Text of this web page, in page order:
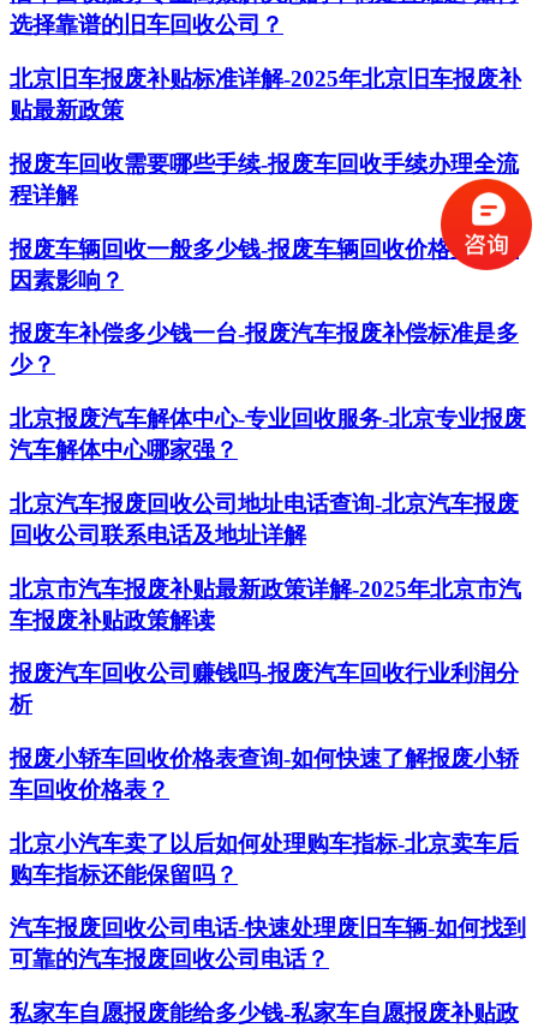
选择靠谱的旧车回收公司？
北京旧车报废补贴标准详解-2025年北京旧车报废补
贴最新政策
报废车回收需要哪些手续-报废车回收手续办理全流
程详解
报废车辆回收一般多少钱-报废车辆回收价格受哪些
因素影响？
报废车补偿多少钱一台-报废汽车报废补偿标准是多
少？
北京报废汽车解体中心-专业回收服务-北京专业报废
汽车解体中心哪家强？
北京汽车报废回收公司地址电话查询-北京汽车报废
回收公司联系电话及地址详解
北京市汽车报废补贴最新政策详解-2025年北京市汽
车报废补贴政策解读
报废汽车回收公司赚钱吗-报废汽车回收行业利润分
析
报废小轿车回收价格表查询-如何快速了解报废小轿
车回收价格表？
北京小汽车卖了以后如何处理购车指标-北京卖车后
购车指标还能保留吗？
汽车报废回收公司电话-快速处理废旧车辆-如何找到
可靠的汽车报废回收公司电话？
私家车自愿报废能给多少钱-私家车自愿报废补贴政